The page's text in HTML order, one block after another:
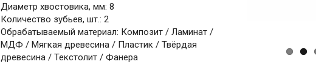
Диаметр хвостовика, мм: 8
Количество зубьев, шт.: 2
Обрабатываемый материал: Композит / Ламинат /
МДФ / Мягкая древесина / Пластик / Твёрдая
древесина / Текстолит / Фанера